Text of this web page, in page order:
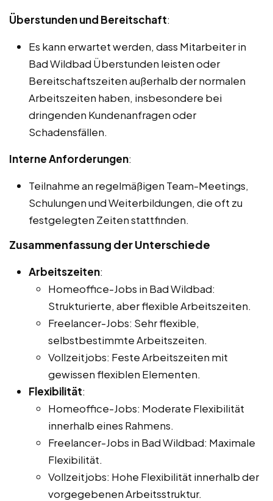
Überstunden und Bereitschaft:
Es kann erwartet werden, dass Mitarbeiter in
Bad Wildbad Überstunden leisten oder
Bereitschaftszeiten außerhalb der normalen
Arbeitszeiten haben, insbesondere bei
dringenden Kundenanfragen oder
Schadensfällen.
Interne Anforderungen:
Teilnahme an regelmäßigen Team-Meetings,
Schulungen und Weiterbildungen, die oft zu
festgelegten Zeiten stattfinden.
Zusammenfassung der Unterschiede
Arbeitszeiten:
Homeoffice-Jobs in Bad Wildbad:
Strukturierte, aber flexible Arbeitszeiten.
Freelancer-Jobs: Sehr flexible,
selbstbestimmte Arbeitszeiten.
Vollzeitjobs: Feste Arbeitszeiten mit
gewissen flexiblen Elementen.
Flexibilität:
Homeoffice-Jobs: Moderate Flexibilität
innerhalb eines Rahmens.
Freelancer-Jobs in Bad Wildbad: Maximale
Flexibilität.
Vollzeitjobs: Hohe Flexibilität innerhalb der
vorgegebenen Arbeitsstruktur.